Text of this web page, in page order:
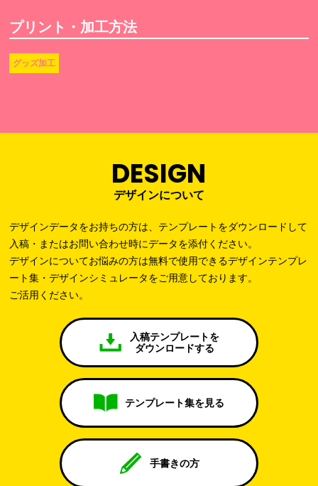
プリント・加工方法
グッズ加工
DESIGN
デザインについて
デザインデータをお持ちの方は、テンプレートをダウンロードして
入稿・またはお問い合わせ時にデータを添付ください。
デザインについてお悩みの方は無料で使用できるデザインテンプレ
ート集・デザインシミュレータをご用意しております。
ご活用ください。
入稿テンプレートを
ダウンロードする
テンプレート集を見る
手書きの方